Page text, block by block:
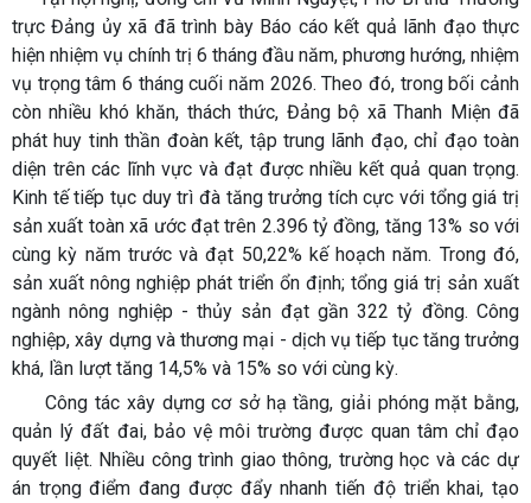
trực Đảng ủy xã đã trình bày Báo cáo kết quả lãnh đạo thực
hiện nhiệm vụ chính trị 6 tháng đầu năm, phương hướng, nhiệm
vụ trọng tâm 6 tháng cuối năm 2026. Theo đó, trong bối cảnh
còn nhiều khó khăn, thách thức, Đảng bộ xã Thanh Miện đã
phát huy tinh thần đoàn kết, tập trung lãnh đạo, chỉ đạo toàn
diện trên các lĩnh vực và đạt được nhiều kết quả quan trọng.
Kinh tế tiếp tục duy trì đà tăng trưởng tích cực với tổng giá trị
sản xuất toàn xã ước đạt trên 2.396 tỷ đồng, tăng 13% so với
cùng kỳ năm trước và đạt 50,22% kế hoạch năm. Trong đó,
sản xuất nông nghiệp phát triển ổn định; tổng giá trị sản xuất
ngành nông nghiệp - thủy sản đạt gần 322 tỷ đồng. Công
nghiệp, xây dựng và thương mại - dịch vụ tiếp tục tăng trưởng
khá, lần lượt tăng 14,5% và 15% so với cùng kỳ.
Công tác xây dựng cơ sở hạ tầng, giải phóng mặt bằng,
quản lý đất đai, bảo vệ môi trường được quan tâm chỉ đạo
quyết liệt. Nhiều công trình giao thông, trường học và các dự
án trọng điểm đang được đẩy nhanh tiến độ triển khai, tạo